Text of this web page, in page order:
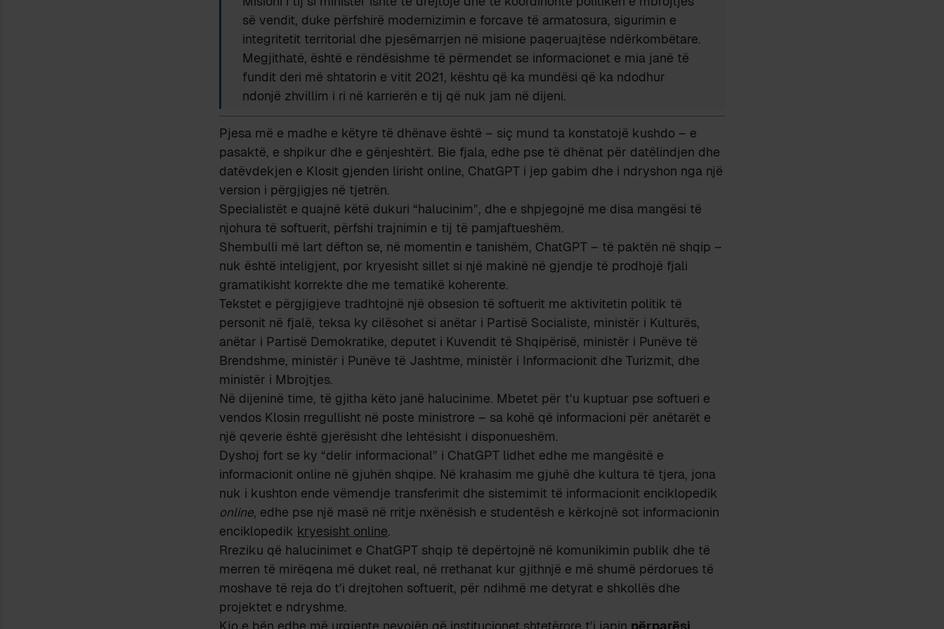
së vendit, duke përfshirë modernizimin e forcave të armatosura, sigurimin e
integritetit territorial dhe pjesëmarrjen në misione paqeruajtëse ndërkombëtare.
Megjithatë, është e rëndësishme të përmendet se informacionet e mia janë të
fundit deri më shtatorin e vitit 2021, kështu që ka mundësi që ka ndodhur
ndonjë zhvillim i ri në karrierën e tij që nuk jam në dijeni.
Pjesa më e madhe e këtyre të dhënave është – siç mund ta konstatojë kushdo – e
pasaktë, e shpikur dhe e gënjeshtërt. Bie fjala, edhe pse të dhënat për datëlindjen dhe
datëvdekjen e Klosit gjenden lirisht online, ChatGPT i jep gabim dhe i ndryshon nga një
version i përgjigjes në tjetrën.
Specialistët e quajnë këtë dukuri “halucinim”, dhe e shpjegojnë me disa mangësi të
njohura të softuerit, përfshi trajnimin e tij të pamjaftueshëm.
Shembulli më lart dëfton se, në momentin e tanishëm, ChatGPT – të paktën në shqip –
nuk është inteligjent, por kryesisht sillet si një makinë në gjendje të prodhojë fjali
gramatikisht korrekte dhe me tematikë koherente.
Tekstet e përgjigjeve tradhtojnë një obsesion të softuerit me aktivitetin politik të
personit në fjalë, teksa ky cilësohet si anëtar i Partisë Socialiste, ministër i Kulturës,
anëtar i Partisë Demokratike, deputet i Kuvendit të Shqipërisë, ministër i Punëve të
Brendshme, ministër i Punëve të Jashtme, ministër i Informacionit dhe Turizmit, dhe
ministër i Mbrojtjes.
Në dijeninë time, të gjitha këto janë halucinime. Mbetet për t’u kuptuar pse softueri e
vendos Klosin rregullisht në poste ministrore – sa kohë që informacioni për anëtarët e
një qeverie është gjerësisht dhe lehtësisht i disponueshëm.
Dyshoj fort se ky “delir informacional” i ChatGPT lidhet edhe me mangësitë e
informacionit online në gjuhën shqipe. Në krahasim me gjuhë dhe kultura të tjera, jona
nuk i kushton ende vëmendje transferimit dhe sistemimit të informacionit enciklopedik
online, edhe pse një masë në rritje nxënësish e studentësh e kërkojnë sot informacionin
enciklopedik kryesisht online.
Rreziku që halucinimet e ChatGPT shqip të depërtojnë në komunikimin publik dhe të
merren të mirëqena më duket real, në rrethanat kur gjithnjë e më shumë përdorues të
moshave të reja do t’i drejtohen softuerit, për ndihmë me detyrat e shkollës dhe
projektet e ndryshme.